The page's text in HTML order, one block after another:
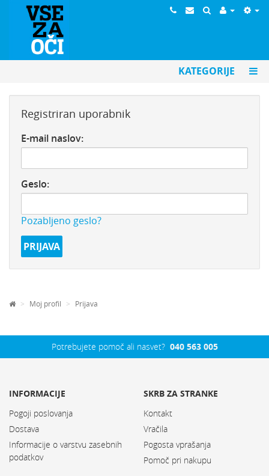
KATEGORIJE
Registriran uporabnik
E-mail naslov:
Geslo:
Pozabljeno geslo?
Moj profil Prijava
Potrebujete pomoč ali nasvet? 040 563 005
INFORMACIJE
Pogoji poslovanja
Dostava
Informacije o varstvu zasebnih
podatkov
SKRB ZA STRANKE
Kontakt
Vračila
Pogosta vprašanja
Pomoč pri nakupu